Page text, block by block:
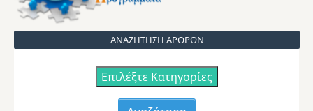
ΑΝΑΖΗΤΗΣΗ ΑΡΘΡΩΝ
Επιλέξτε Κατηγορίες